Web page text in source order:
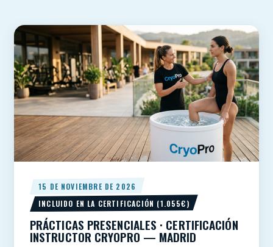
15 DE NOVIEMBRE DE 2026
INCLUIDO EN LA CERTIFICACIÓN (1.055€)
PRÁCTICAS PRESENCIALES · CERTIFICACIÓN
INSTRUCTOR CRYOPRO — MADRID